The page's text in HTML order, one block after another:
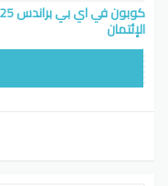
الإئتمان